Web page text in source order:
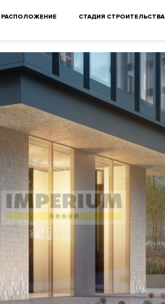
РАСПОЛОЖЕНИЕ СТАДИЯ СТРОИТЕЛЬСТВА